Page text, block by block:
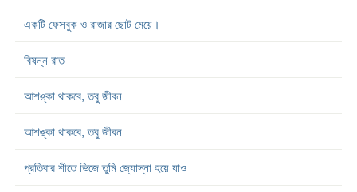
একটি ফেসবুক ও রাজার ছোট মেয়ে।
বিষন্ন রাত
আশঙ্কা থাকবে, তবু জীবন
আশঙ্কা থাকবে, তবু জীবন
প্রতিবার শীতে ভিজে তুমি জ্যোস্না হয়ে যাও